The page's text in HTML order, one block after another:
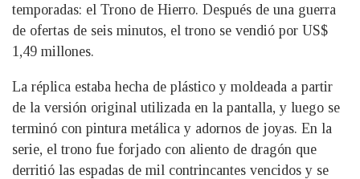
temporadas: el Trono de Hierro. Después de una guerra
de ofertas de seis minutos, el trono se vendió por US$
1,49 millones.
La réplica estaba hecha de plástico y moldeada a partir
de la versión original utilizada en la pantalla, y luego se
terminó con pintura metálica y adornos de joyas. En la
serie, el trono fue forjado con aliento de dragón que
derritió las espadas de mil contrincantes vencidos y se